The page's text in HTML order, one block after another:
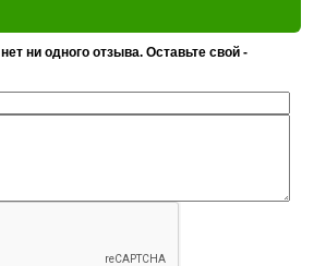
ни одного отзыва. Оставьте свой -